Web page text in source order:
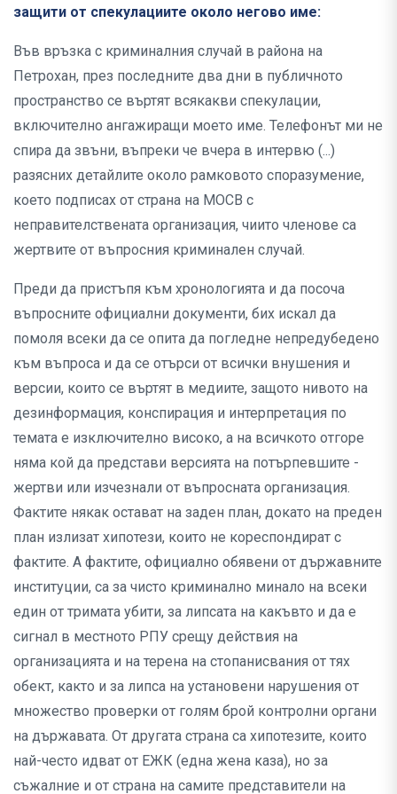
защити от спекулациите около негово име:
Във връзка с криминалния случай в района на
Петрохан, през последните два дни в публичното
пространство се въртят всякакви спекулации,
включително ангажиращи моето име. Телефонът ми не
спира да звъни, въпреки че вчера в интервю (...)
разясних детайлите около рамковото споразумение,
което подписах от страна на МОСВ с
неправителствената организация, чиито членове са
жертвите от въпросния криминален случай.
Преди да пристъпя към хронологията и да посоча
въпросните официални документи, бих искал да
помоля всеки да се опита да погледне непредубедено
към въпроса и да се отърси от всички внушения и
версии, които се въртят в медиите, защото нивото на
дезинформация, конспирация и интерпретация по
темата е изключително високо, а на всичкото отгоре
няма кой да представи версията на потърпевшите -
жертви или изчезнали от въпросната организация.
Фактите някак остават на заден план, докато на преден
план излизат хипотези, които не кореспондират с
фактите. А фактите, официално обявени от държавните
институции, са за чисто криминално минало на всеки
един от тримата убити, за липсата на какъвто и да е
сигнал в местното РПУ срещу действия на
организацията и на терена на стопанисвания от тях
обект, както и за липса на установени нарушения от
множество проверки от голям брой контролни органи
на държавата. От другата страна са хипотезите, които
най-често идват от ЕЖК (една жена каза), но за
съжалние и от страна на самите представители на